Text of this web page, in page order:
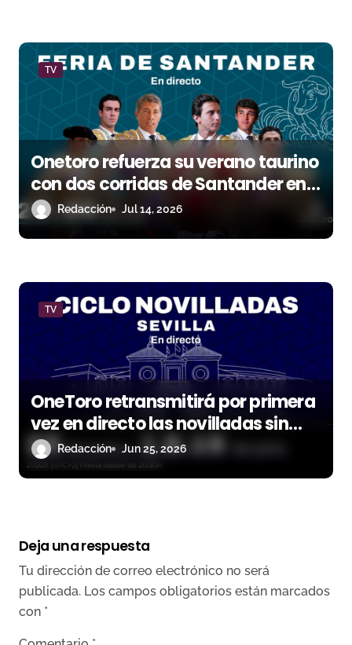
a
s
TV
Onetoro refuerza su verano taurino
con dos corridas de Santander en
directo
Redacción Jul 14, 2026
TV
OneToro retransmitirá por primera
vez en directo las novilladas sin
picadores de la Maestranza
Redacción Jun 25, 2026
Deja una respuesta
Tu dirección de correo electrónico no será
publicada. Los campos obligatorios están marcados
con *